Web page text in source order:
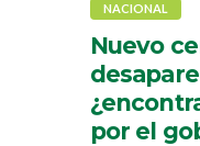
NACIONAL
Nuevo
por el